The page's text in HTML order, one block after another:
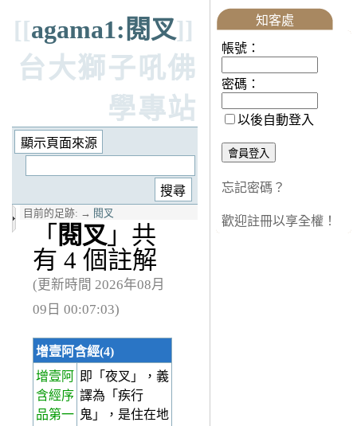
[[agama1:閱叉]]
台大獅子吼佛
學專站
目前的足跡: → 閱叉
「 閱叉 」共
有 4 個註解
(更新時間 2026年08月
09日 00:07:03)
增壹阿含經(4)
增壹阿
含經序
品第一
即「夜叉」，義
譯為「疾行
鬼」，是住在地
知客處
帳號：
密碼：
以後自動登入
忘記密碼？
歡迎註冊以享全權！